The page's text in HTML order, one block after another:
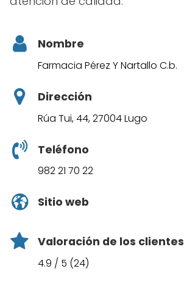
Nombre
Farmacia Pérez Y Nartallo C.b.
Dirección
Rúa Tui, 44, 27004 Lugo
Teléfono
982 21 70 22
Sitio web
Valoración de los clientes
4.9 / 5 (24)